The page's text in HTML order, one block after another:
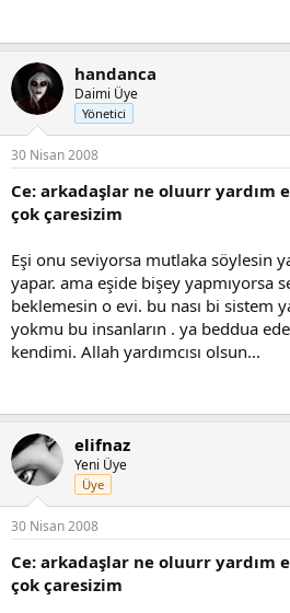
handanca
Daimi Üye
Yönetici
30 Nisan 2008
Ce: arkadaşlar ne oluurr yardım
çok çaresizim
Eşi onu seviyorsa mutlaka söylesin
yapar. ama eşide bişey yapmıyorsa
beklemesin o evi. bu nası bi sistem
yokmu bu insanların . ya beddua
kendimi. Allah yardımcısı olsun...
elifnaz
Yeni Üye
Üye
30 Nisan 2008
Ce: arkadaşlar ne oluurr yardım
çok çaresizim